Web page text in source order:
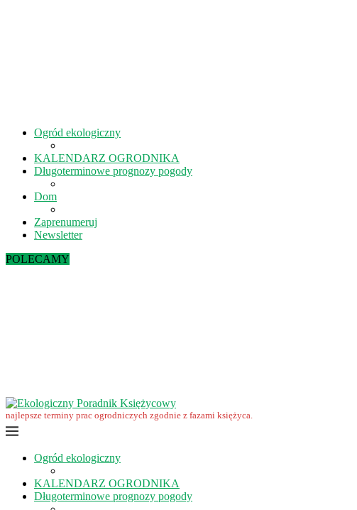
Ogród ekologiczny
KALENDARZ OGRODNIKA
Długoterminowe prognozy pogody
Dom
Zaprenumeruj
Newsletter
POLECAMY
najlepsze terminy prac ogrodniczych zgodnie z fazami księżyca.
Ogród ekologiczny
KALENDARZ OGRODNIKA
Długoterminowe prognozy pogody